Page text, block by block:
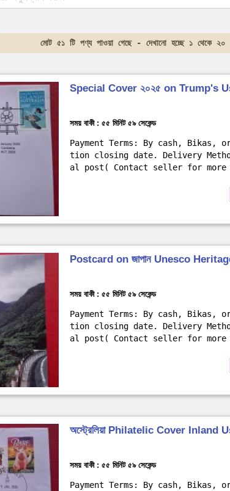
মোট ৫১ টি পণ্য পাওয়া গেছে - দেখানো হচ্ছে ১ থেকে ২০
Special Cover ২০২৫ on Trump's
সময় বাকী : ৫৫ মিনিট ৫৭ সেকেন্ড
Payment Terms: By cash,
tion closing date. Delivery
al post( Contact seller for more
Postcard on জাপান Unesco
সময় বাকী : ৫৫ মিনিট ৫৭ সেকেন্ড
Payment Terms: By cash,
tion closing date. Delivery
al post( Contact seller for more
অস্ট্রেলিয়া Philatelic Cover Inland
সময় বাকী : ৫৫ মিনিট ৫৭ সেকেন্ড
Payment Terms: By cash,